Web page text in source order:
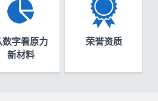
数字看原力
新材料
荣誉资质